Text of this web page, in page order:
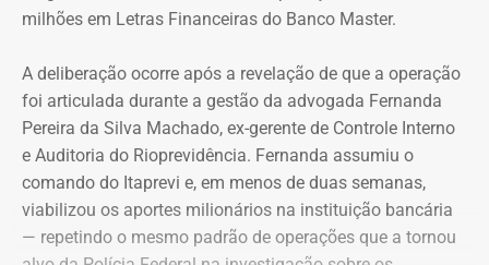
Declaração de bens de Alex Melim em 2026 — Foto:
Reprodução/Divulgacand
milhões em Letras Financeiras do Banco Master.
A deliberação ocorre após a revelação de que a operação
foi articulada durante a gestão da advogada Fernanda
Pereira da Silva Machado, ex-gerente de Controle Interno
e Auditoria do Rioprevidência. Fernanda assumiu o
comando do Itaprevi e, em menos de duas semanas,
viabilizou os aportes milionários na instituição bancária
— repetindo o mesmo padrão de operações que a tornou